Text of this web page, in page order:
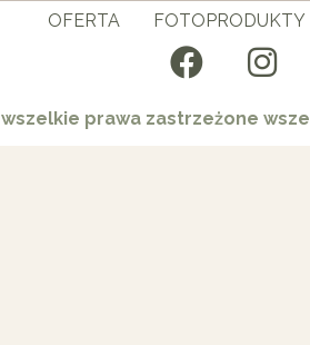
OFERTA FOTOPRODUKTY
wszelkie prawa zastrzeżone